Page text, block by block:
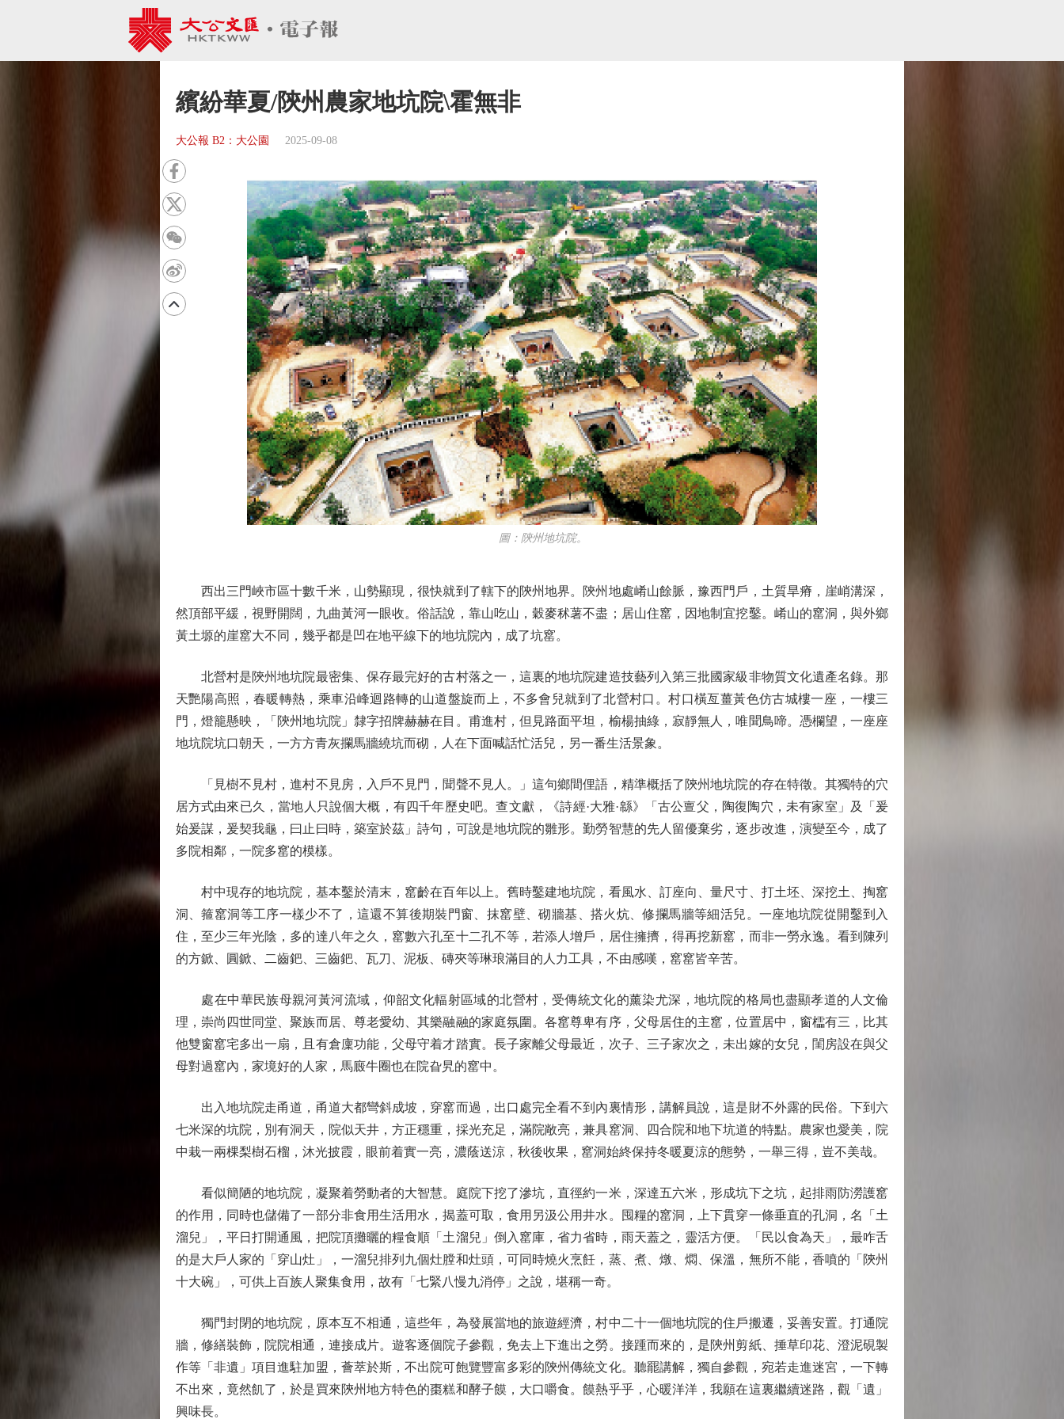
繽紛華夏/陝州農家地坑院\霍無非
大公報 B2：大公園 2025-09-08
圖：陝州地坑院。
西出三門峽市區十數千米，山勢顯現，很快就到了轄下的陝州地界。陝州地處崤山餘脈，豫西門戶，土質旱瘠，崖峭溝深，
然頂部平緩，視野開闊，九曲黃河一眼收。俗話說，靠山吃山，穀麥秫薯不盡；居山住窰，因地制宜挖鑿。崤山的窰洞，與外鄉
黃土塬的崖窰大不同，幾乎都是凹在地平線下的地坑院內，成了坑窰。
北營村是陝州地坑院最密集、保存最完好的古村落之一，這裏的地坑院建造技藝列入第三批國家級非物質文化遺產名錄。那
天艷陽高照，春暖轉熱，乘車沿峰迴路轉的山道盤旋而上，不多會兒就到了北營村口。村口橫亙薑黃色仿古城樓一座，一樓三
門，燈籠懸映，「陝州地坑院」隸字招牌赫赫在目。甫進村，但見路面平坦，榆楊抽綠，寂靜無人，唯聞鳥啼。憑欄望，一座座
地坑院坑口朝天，一方方青灰攔馬牆繞坑而砌，人在下面喊話忙活兒，另一番生活景象。
「見樹不見村，進村不見房，入戶不見門，聞聲不見人。」這句鄉間俚語，精準概括了陝州地坑院的存在特徵。其獨特的穴
居方式由來已久，當地人只說個大概，有四千年歷史吧。查文獻，《詩經·大雅·緜》「古公亶父，陶復陶穴，未有家室」及「爰
始爰謀，爰契我龜，曰止曰時，築室於茲」詩句，可說是地坑院的雛形。勤勞智慧的先人留優棄劣，逐步改進，演變至今，成了
多院相鄰，一院多窰的模樣。
村中現存的地坑院，基本鑿於清末，窰齡在百年以上。舊時鑿建地坑院，看風水、訂座向、量尺寸、打土坯、深挖土、掏窰
洞、箍窰洞等工序一樣少不了，這還不算後期裝門窗、抹窰壁、砌牆基、搭火炕、修攔馬牆等細活兒。一座地坑院從開鑿到入
住，至少三年光陰，多的達八年之久，窰數六孔至十二孔不等，若添人增戶，居住擁擠，得再挖新窰，而非一勞永逸。看到陳列
的方鍁、圓鍁、二齒鈀、三齒鈀、瓦刀、泥板、磚夾等琳琅滿目的人力工具，不由感嘆，窰窰皆辛苦。
處在中華民族母親河黃河流域，仰韶文化輻射區域的北營村，受傳統文化的薰染尤深，地坑院的格局也盡顯孝道的人文倫
理，崇尚四世同堂、聚族而居、尊老愛幼、其樂融融的家庭氛圍。各窰尊卑有序，父母居住的主窰，位置居中，窗櫺有三，比其
他雙窗窰宅多出一扇，且有倉廩功能，父母守着才踏實。長子家離父母最近，次子、三子家次之，未出嫁的女兒，閨房設在與父
母對過窰內，家境好的人家，馬廄牛圈也在院旮旯的窰中。
出入地坑院走甬道，甬道大都彎斜成坡，穿窰而過，出口處完全看不到內裏情形，講解員說，這是財不外露的民俗。下到六
七米深的坑院，別有洞天，院似天井，方正穩重，採光充足，滿院敞亮，兼具窰洞、四合院和地下坑道的特點。農家也愛美，院
中栽一兩棵梨樹石榴，沐光披霞，眼前着實一亮，濃蔭送涼，秋後收果，窰洞始終保持冬暖夏涼的態勢，一舉三得，豈不美哉。
看似簡陋的地坑院，凝聚着勞動者的大智慧。庭院下挖了滲坑，直徑約一米，深達五六米，形成坑下之坑，起排雨防澇護窰
的作用，同時也儲備了一部分非食用生活用水，揭蓋可取，食用另汲公用井水。囤糧的窰洞，上下貫穿一條垂直的孔洞，名「土
溜兒」，平日打開通風，把院頂攤曬的糧食順「土溜兒」倒入窰庫，省力省時，雨天蓋之，靈活方便。「民以食為天」，最咋舌
的是大戶人家的「穿山灶」，一溜兒排列九個灶膛和灶頭，可同時燒火烹飪，蒸、煮、燉、燜、保溫，無所不能，香噴的「陝州
十大碗」，可供上百族人聚集食用，故有「七緊八慢九消停」之說，堪稱一奇。
獨門封閉的地坑院，原本互不相通，這些年，為發展當地的旅遊經濟，村中二十一個地坑院的住戶搬遷，妥善安置。打通院
牆，修繕裝飾，院院相通，連接成片。遊客逐個院子參觀，免去上下進出之勞。接踵而來的，是陝州剪紙、捶草印花、澄泥硯製
作等「非遺」項目進駐加盟，薈萃於斯，不出院可飽覽豐富多彩的陝州傳統文化。聽罷講解，獨自參觀，宛若走進迷宮，一下轉
不出來，竟然飢了，於是買來陝州地方特色的棗糕和酵子饃，大口嚼食。饃熱乎乎，心暖洋洋，我願在這裏繼續迷路，觀「遺」
興味長。